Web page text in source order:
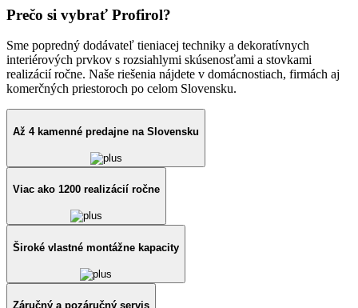
Prečo si vybrať Profirol?
Sme popredný dodávateľ tieniacej techniky a dekoratívnych
interiérových prvkov s rozsiahlymi skúsenosťami a stovkami
realizácií ročne. Naše riešenia nájdete v domácnostiach, firmách aj
komerčných priestoroch po celom Slovensku.
Až 4 kamenné predajne na Slovensku
Viac ako 1200 realizácií ročne
Široké vlastné montážne kapacity
Záručný a pozáručný servis